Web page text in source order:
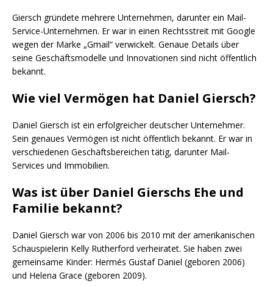
Giersch gründete mehrere Unternehmen, darunter ein Mail-
Service-Unternehmen. Er war in einen Rechtsstreit mit Google
wegen der Marke „Gmail“ verwickelt. Genaue Details über
seine Geschäftsmodelle und Innovationen sind nicht öffentlich
bekannt.
Wie viel Vermögen hat Daniel Giersch?
Daniel Giersch ist ein erfolgreicher deutscher Unternehmer.
Sein genaues Vermögen ist nicht öffentlich bekannt. Er war in
verschiedenen Geschäftsbereichen tätig, darunter Mail-
Services und Immobilien.
Was ist über Daniel Gierschs Ehe und
Familie bekannt?
Daniel Giersch war von 2006 bis 2010 mit der amerikanischen
Schauspielerin Kelly Rutherford verheiratet. Sie haben zwei
gemeinsame Kinder: Hermés Gustaf Daniel (geboren 2006)
und Helena Grace (geboren 2009).